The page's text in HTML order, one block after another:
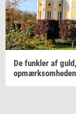
De funk­ler af
op­mærk­som­he­den